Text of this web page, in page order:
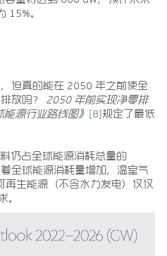
15%。
但真的能在 2050 年之前使全
放吗？
2050 年前实现净零排
能源行业路线图》 [8]规定了最低
仍占全球能源消耗总量的
全球能源消耗量增加，温室气
再生能源（不含水力发电）仅仅
。